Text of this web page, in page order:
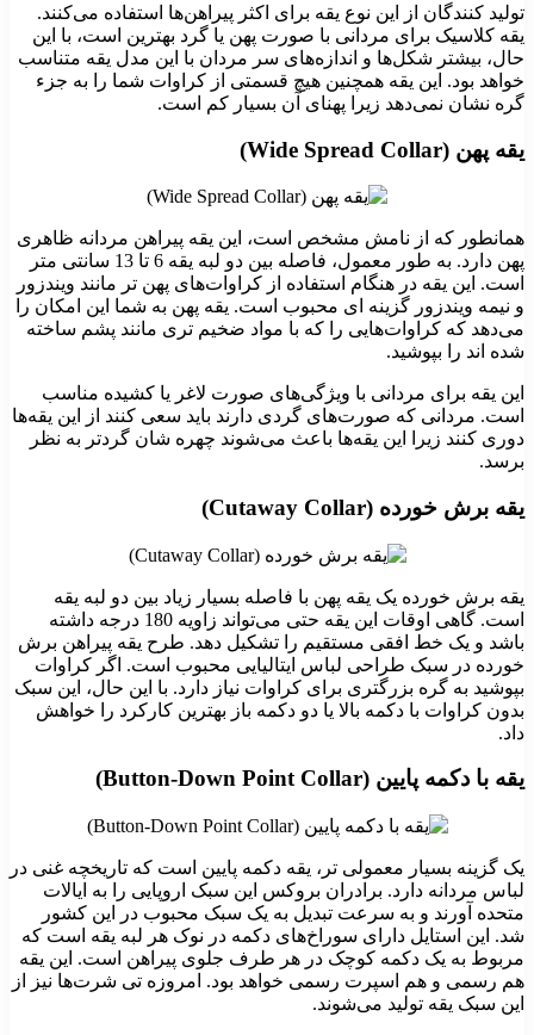
تولید کنندگان از این نوع یقه برای اکثر پیراهن‌ها استفاده می‌کنند.
یقه کلاسیک برای مردانی با صورت پهن یا گرد بهترین است، با این
حال، بیشتر شکل‌ها و اندازه‌های سر مردان با این مدل یقه متناسب
خواهد بود. این یقه همچنین هیچ قسمتی از کراوات شما را به جزء
گره نشان نمی‌دهد زیرا پهنای آن بسیار کم است.
یقه پهن (Wide Spread Collar)
همانطور که از نامش مشخص است، این یقه پیراهن مردانه ظاهری
پهن دارد. به طور معمول، فاصله بین دو لبه یقه 6 تا 13 سانتی‌ متر
است. این یقه در هنگام استفاده از کراوات‌های پهن‌ تر مانند ویندزور
و نیمه ویندزور گزینه‌ ای محبوب است. یقه پهن به شما این امکان را
می‌دهد که کراوات‌هایی را که با مواد ضخیم‌ تری مانند پشم ساخته
شده‌ اند را بپوشید.
این یقه برای مردانی با ویژگی‌های صورت لاغر یا کشیده مناسب
است. مردانی که صورت‌های گردی دارند باید سعی کنند از این یقه‌ها
دوری کنند زیرا این یقه‌ها باعث می‌شوند چهره‌ شان گردتر به نظر
برسد.
یقه برش خورده (Cutaway Collar)
یقه برش خورده یک یقه پهن با فاصله بسیار زیاد بین دو لبه یقه
است. گاهی اوقات این یقه حتی می‌تواند زاویه 180 درجه داشته
باشد و یک خط افقی مستقیم را تشکیل دهد. طرح یقه پیراهن برش
خورده در سبک طراحی لباس ایتالیایی محبوب است. اگر کراوات
بپوشید به گره بزرگتری برای کراوات نیاز دارد. با این حال، این سبک
بدون کراوات با دکمه بالا یا دو دکمه باز بهترین کارکرد را خواهش
داد.
یقه با دکمه پایین (Button-Down Point Collar)
یک گزینه بسیار معمولی‌ تر، یقه دکمه پایین است که تاریخچه غنی در
لباس مردانه دارد. برادران بروکس این سبک اروپایی را به ایالات
متحده آورند و به سرعت تبدیل به یک سبک محبوب در این کشور
شد. این استایل دارای سوراخ‌های دکمه در نوک هر لبه یقه است که
مربوط به یک دکمه کوچک در هر طرف جلوی پیراهن است. این یقه
هم رسمی و هم اسپرت رسمی خواهد بود. امروزه تی شرت‌ها نیز از
این سبک یقه تولید می‌شوند.